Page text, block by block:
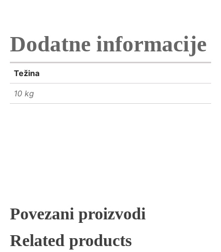
Dodatne informacije
Težina
10 kg
Povezani proizvodi
Related products